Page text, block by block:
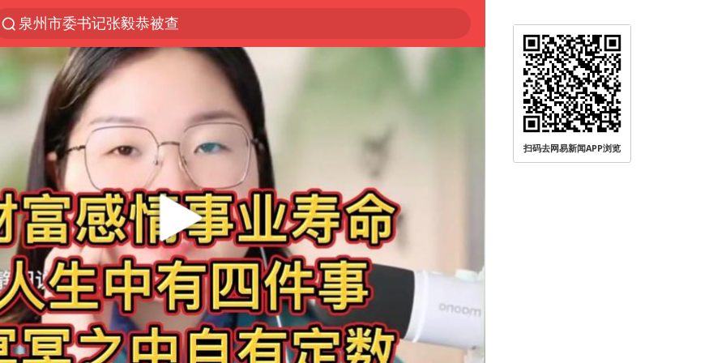
泉州市委书记张毅恭被查
“电影+”如何激发千亿级消费新活力？
台风白海豚已进入24小时警戒线
全球首个长时储能一体化产业园量产
陈垣宇0-3张禹珍 国乒男单全军覆没
中巨芯：上半年归母净利润1405.77万元
四川宜宾市高县4.9级地震致1人死亡
中国女篮70-67险胜尼日利亚女篮
名创优品回应女子吐槽内裤质量差
上海：台风白海豚或将带来龙卷风
出口禁令驱动有色板块大涨
扫码去网易新闻APP浏览